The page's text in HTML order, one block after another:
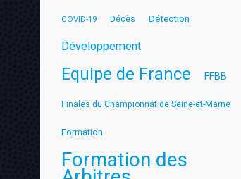
COVID-19 Décès Détection
Développement
Equipe de France FFBB
Finales du Championnat de Seine-et-Marne
Formation
Formation des